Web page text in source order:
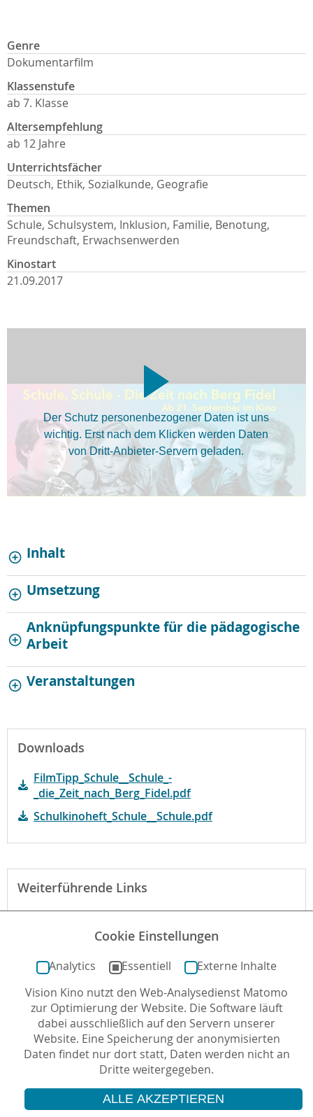
Genre
Dokumentarfilm
Klassenstufe
ab 7. Klasse
Altersempfehlung
ab 12 Jahre
Unterrichtsfächer
Deutsch, Ethik, Sozialkunde, Geografie
Themen
Schule, Schulsystem, Inklusion, Familie, Benotung,
Freundschaft, Erwachsenwerden
Kinostart
21.09.2017
Der Schutz personenbezogener Daten ist uns
wichtig. Erst nach dem Klicken werden Daten
von Dritt-Anbieter-Servern geladen.
Inhalt
Umsetzung
Anknüpfungspunkte für die pädagogische
Arbeit
Veranstaltungen
Downloads
FilmTipp_Schule__Schule_-
_die_Zeit_nach_Berg_Fidel.pdf
Schulkinoheft_Schule__Schule.pdf
Weiterführende Links
Der Film bei filmportal.de
Autor*in: Laura C. Zimmermann , 20.08.2017 , letzte
Aktualisierung: 10.07.2020
© 2026 Vision Kino
Cookie Einstellungen
Analytics Essentiell
Externe Inhalte
Vision Kino nutzt den Web-Analysedienst Matomo
zur Optimierung der Website. Die Software läuft
dabei ausschließlich auf den Servern unserer
Website. Eine Speicherung der anonymisierten
Daten findet nur dort statt, Daten werden nicht an
Dritte weitergegeben.
ALLE AKZEPTIEREN